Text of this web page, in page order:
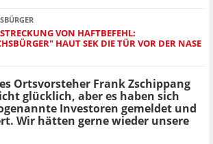
VON HAFTBEFEHL:
HAUT SEK DIE TÜR VOR DER NASE
Ortsvorsteher Frank Zschippang
glücklich, aber es haben sich
Investoren gemeldet und
Wir hätten gerne wieder unsere